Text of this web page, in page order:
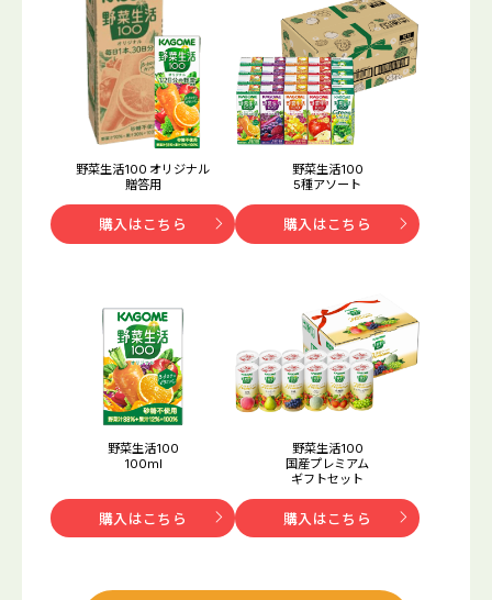
野菜生活100 オリジナル
贈答用
購入はこちら
野菜生活100
5種アソート
購入はこちら
野菜生活100
100ml
購入はこちら
野菜生活100
国産プレミアム
ギフトセット
購入はこちら